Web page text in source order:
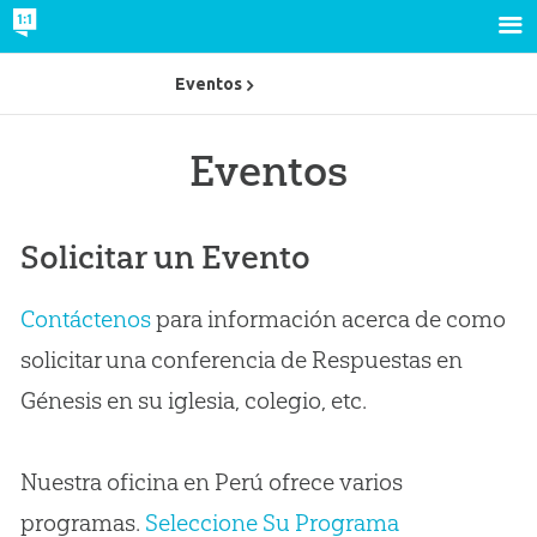
Eventos
Solicitar un Evento
Contáctenospara información acerca de como
solicitar una conferencia de Respuestas en
Génesis en su iglesia, colegio, etc.
Nuestra oficina en Perú ofrece varios
programas. Seleccione Su Programa
Eventos